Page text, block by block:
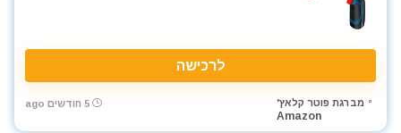
לרכישה
מברגת פוטר קלאץ'
Amazon
5 חודשים ago